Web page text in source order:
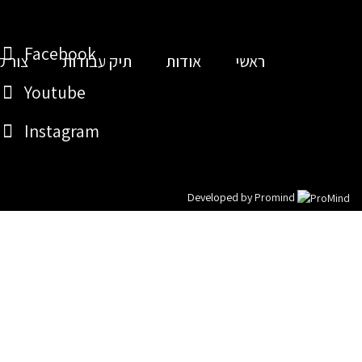
ראשי אודות תיק עבודות צורFacebook
Youtube
Instagram
Developed byPromind